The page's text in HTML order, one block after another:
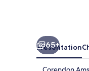
65+
Présentation